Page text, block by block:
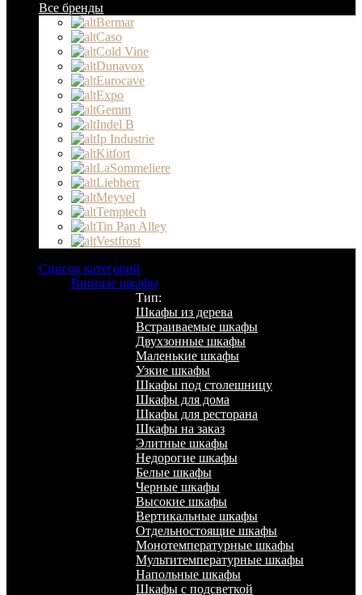
Все бренды
Bermar
Caso
Cold Vine
Dunavox
Eurocave
Expo
Gemm
Indel B
Ip Industrie
Kitfort
LaSommeliere
Liebherr
Meyvel
Temptech
Tin Pan Alley
Vestfrost
Список категорий
Винные шкафы
Тип:
Шкафы из дерева
Встраиваемые шкафы
Двухзонные шкафы
Маленькие шкафы
Узкие шкафы
Шкафы под столешницу
Шкафы для дома
Шкафы для ресторана
Шкафы на заказ
Элитные шкафы
Недорогие шкафы
Белые шкафы
Черные шкафы
Высокие шкафы
Вертикальные шкафы
Отдельностоящие шкафы
Монотемпературные шкафы
Мультитемпературные шкафы
Напольные шкафы
Шкафы с подсветкой